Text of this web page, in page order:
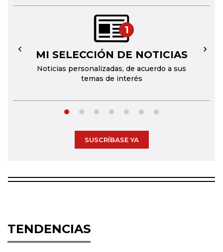
1
MI SELECCIÓN DE NOTICIAS
Noticias personalizadas, de acuerdo a sus
temas de interés
← →
SUSCRÍBASE YA
TENDENCIAS